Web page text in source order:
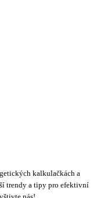
kalkulačkách a
trendy a tipy pro efektivní